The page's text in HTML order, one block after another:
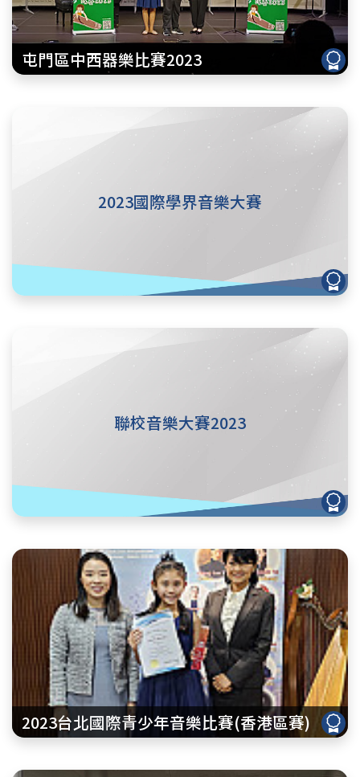
屯門區中西器樂比賽2023
2023國際學界音樂大賽
聯校音樂大賽2023
2023台北國際青少年音樂比賽(香港區賽)